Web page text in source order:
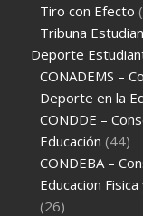
Tiro con Efecto
Tribuna
Deporte
CONADEMS –
Deporte en la
CONDDE –
Educación (44)
CONDEBA –
Educacion
(26)